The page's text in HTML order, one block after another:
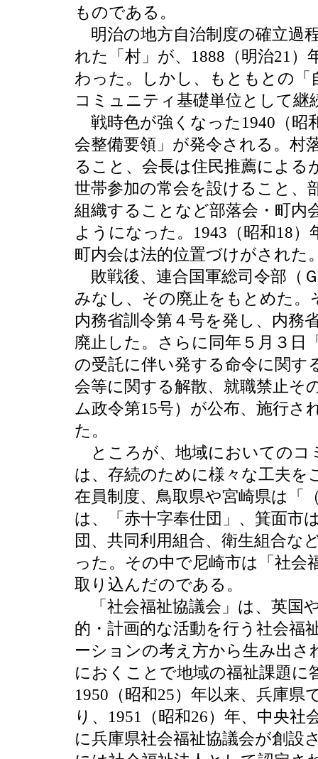
ものである。
明治の地方自治制度の確立過
れた「村」が、1888（明治21
わった。しかし、もともとの「
コミュニティ基礎単位として継
戦時色が強くなった1940（昭
会整備要領」が発令される。村
ること、会長は住民推薦による
世帯参加の常会を設けること、
組織することなど部落会・町内
ようになった。1943（昭和18
町内会は法的位置づけがされた
敗戦後、連合国軍総司令部（
みなし、その廃止をもとめた。
内務省訓令第４号を発し、内務
廃止した。さらに同年５月３日
の受託に伴い発する命令に関す
会等に関する解散、就職禁止そ
ム政令第15号）が公布、施行さ
た。
ところが、地域においてのコ
は、存続のために様々な工夫を
在員制度、鳥取県や宮崎県は「
は、「赤十字奉仕団」、箕面市
団、共同利用組合、衛生組合な
った。その中で尼崎市は「社会
取り込んだのである。
「社会福祉協議会」は、英国
的・計画的な活動を行う社会福
ーションの考え方から生み出さ
におくことで地域の福祉課題
1950（昭和25）年以来、兵庫
り、1951（昭和26）年、中央
に兵庫県社会福祉協議会が創設